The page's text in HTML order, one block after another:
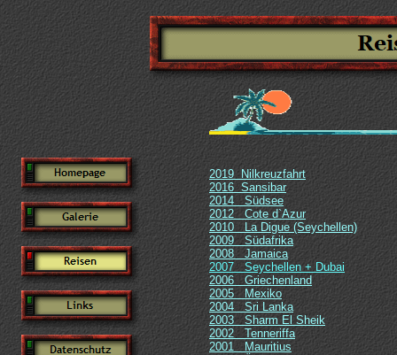
2019 Nilkreuzfahrt
2016 Sansibar
2014 Südsee
2012 Cote d`Azur
2010 La Digue (Seychellen)
2009 Südafrika
2008 Jamaica
2007 Seychellen + Dubai
2006 Griechenland
2005 Mexiko
2004 Sri Lanka
2003 Sharm El Sheik
2002 Tenneriffa
2001 Mauritius